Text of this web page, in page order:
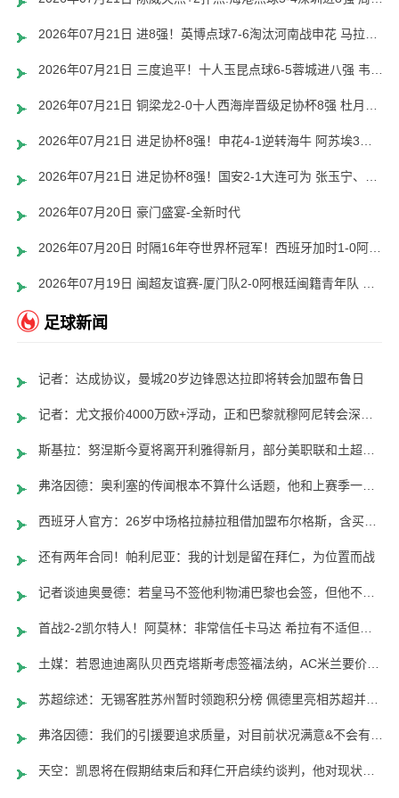
2026年07月21日 进8强！英博点球7-6淘汰河南战申花 马拉尼昂、阿卜杜肉苏力失点
2026年07月20日 豪门盛宴-全新时代
2026年07月20日 时隔16年夺世界杯冠军！西班牙加时1-0阿根廷 费兰制胜恩佐染红
足球新闻
记者：达成协议，曼城20岁边锋恩达拉即将转会加盟布鲁日
弗洛因德：奥利塞的传闻根本不算什么话题，他和上赛季一样重要
还有两年合同！帕利尼亚：我的计划是留在拜仁，为位置而战
记者谈迪奥曼德：若皇马不签他利物浦巴黎也会签，但他不值1亿欧
土媒：若恩迪迪离队贝西克塔斯考虑签福法纳，AC米兰要价2000万欧
苏超综述：无锡客胜苏州暂时领跑积分榜 佩德里亮相苏超并开球
弗洛因德：我们的引援要追求质量，对目前状况满意&不会有大变动
天空：凯恩将在假期结束后和拜仁开启续约谈判，他对现状很放松